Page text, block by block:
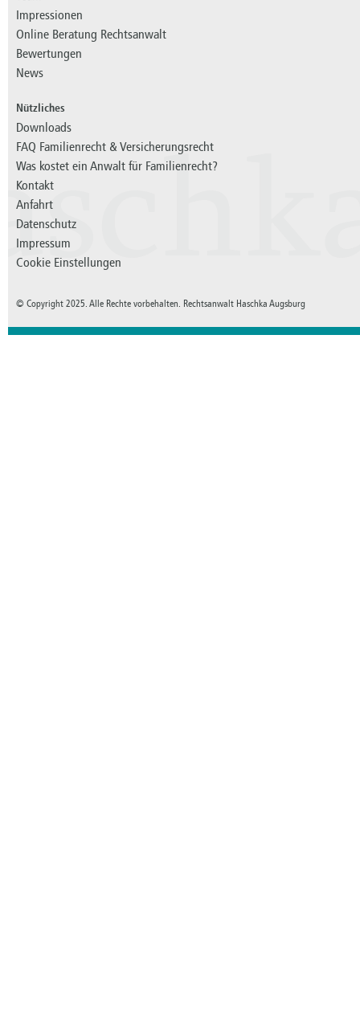
Impressionen
Online Beratung Rechtsanwalt
Bewertungen
News
Nützliches
Downloads
FAQ Familienrecht & Versicherungsrecht
Was kostet ein Anwalt für Familienrecht?
Kontakt
Anfahrt
Datenschutz
Impressum
Cookie Einstellungen
© Copyright 2025. Alle Rechte vorbehalten. Rechtsanwalt Haschka Augsburg